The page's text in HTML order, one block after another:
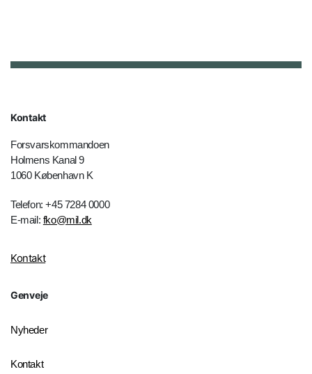
Kontakt
Forsvarskommandoen
Holmens Kanal 9
1060 København K
Telefon: +45 7284 0000
E-mail: fko@mil.dk
Kontakt
Genveje
Nyheder
Kontakt